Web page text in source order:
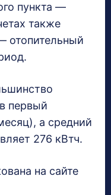
пункта —
также
отопительный
первый
а средний
276 кВтч.
на сайте